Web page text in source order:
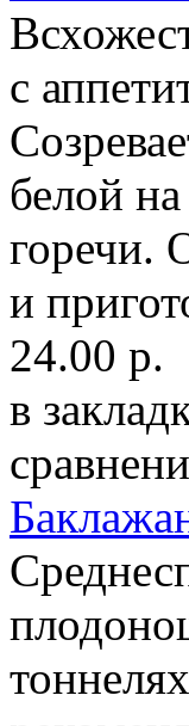
с
белой
горечи.
и
24.00 р.
в